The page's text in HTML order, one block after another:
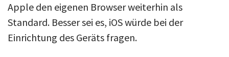
Apple den eigenen Browser weiterhin als
Standard. Besser sei es, iOS würde bei der
Einrichtung des Geräts fragen.